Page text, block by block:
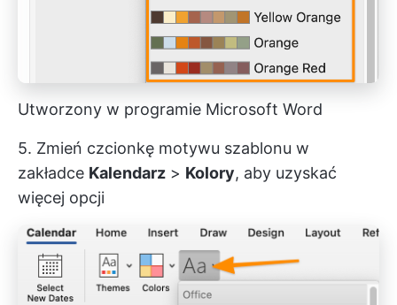
Utworzony w programie Microsoft Word
5. Zmień czcionkę motywu szablonu w
zakładce Kalendarz > Kolory, aby uzyskać
więcej opcji